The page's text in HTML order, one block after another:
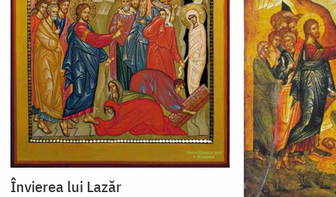
Învierea lui Lazăr